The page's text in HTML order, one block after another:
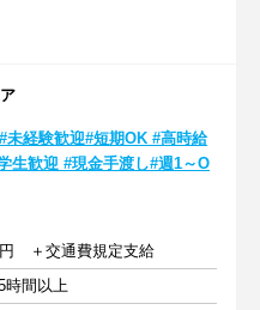
#未経験歓迎#短期OK #高時給
生歓迎 #現金手渡し#週1～O
＋交通費規定支給
時間以上